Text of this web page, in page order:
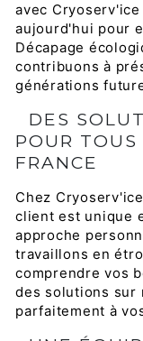
avec
aujourd'hui pour
Décapage
contribuons à
générations
DES
POUR
FRANCE
Chez
client est unique
approche
travaillons en
comprendre vos
des solutions sur
parfaitement à